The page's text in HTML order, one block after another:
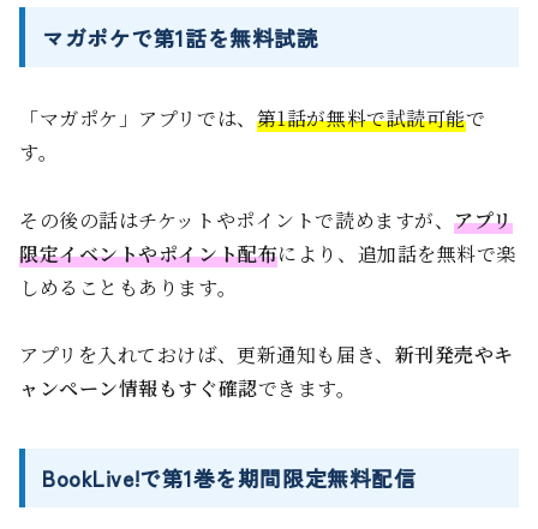
マガポケで第1話を無料試読
「マガポケ」アプリでは、 第1話が無料で試読可能で
す。
その後の話はチケットやポイントで読めますが、アプリ
限定イベントやポイント配布により、追加話を無料で楽
しめることもあります。
アプリを入れておけば、更新通知も届き、 新刊発売やキ
ャンペーン情報もすぐ確認できます。
BookLive!で第1巻を期間限定無料配信